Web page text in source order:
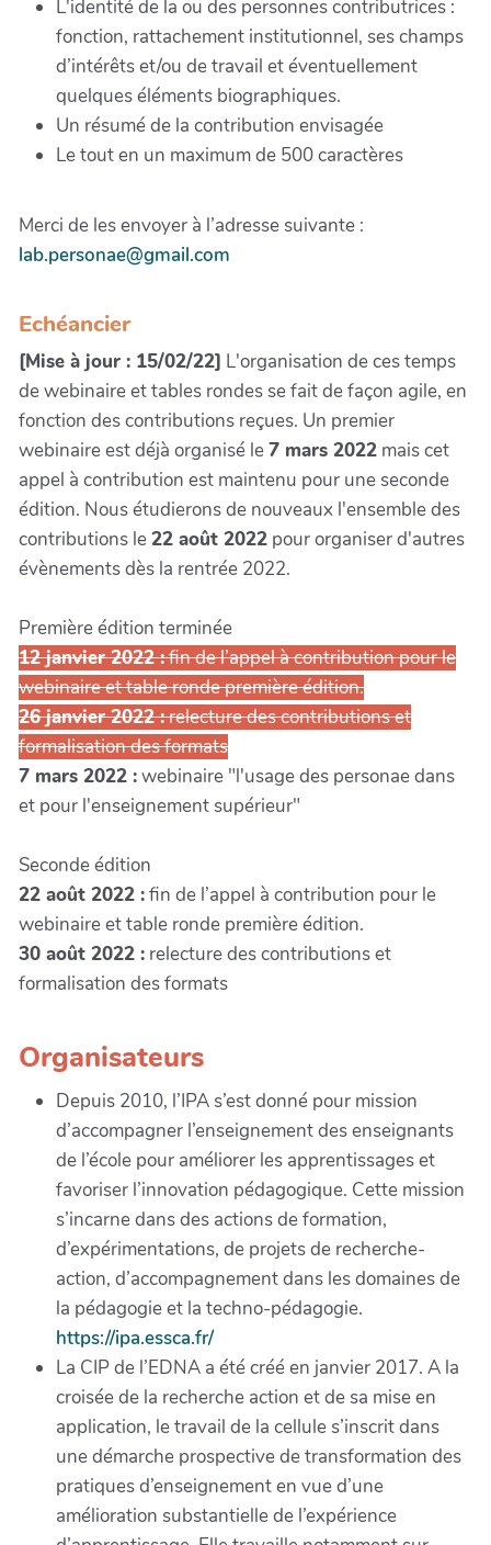
L'identité de la ou des personnes contributrices :
fonction, rattachement institutionnel, ses champs
d’intérêts et/ou de travail et éventuellement
quelques éléments biographiques.
Un résumé de la contribution envisagée
Le tout en un maximum de 500 caractères
Merci de les envoyer à l’adresse suivante :
lab.personae@gmail.com
Echéancier
[Mise à jour : 15/02/22] L'organisation de ces temps
de webinaire et tables rondes se fait de façon agile, en
fonction des contributions reçues. Un premier
webinaire est déjà organisé le7 mars 2022 mais cet
appel à contribution est maintenu pour une seconde
édition. Nous étudierons de nouveaux l'ensemble des
contributions le22 août 2022 pour organiser d'autres
évènements dès la rentrée 2022.
Première édition terminée
12 janvier 2022 :fin de l’appel à contribution pour le
webinaire et table ronde première édition.
26 janvier 2022 :relecture des contributions et
formalisation des formats
7 mars 2022 :webinaire "l'usage des personae dans
et pour l'enseignement supérieur"
Seconde édition
22 août 2022 :fin de l’appel à contribution pour le
webinaire et table ronde première édition.
30 août 2022 : relecture des contributions et
formalisation des formats
Organisateurs
Depuis 2010, l’IPA s’est donné pour mission
d’accompagner l’enseignement des enseignants
de l’école pour améliorer les apprentissages et
favoriser l’innovation pédagogique. Cette mission
s’incarne dans des actions de formation,
d’expérimentations, de projets de recherche-
action, d’accompagnement dans les domaines de
la pédagogie et la techno-pédagogie.
https://ipa.essca.fr/
La CIP de l’EDNA a été créé en janvier 2017. A la
croisée de la recherche action et de sa mise en
application, le travail de la cellule s’inscrit dans
une démarche prospective de transformation des
pratiques d’enseignement en vue d’une
amélioration substantielle de l’expérience